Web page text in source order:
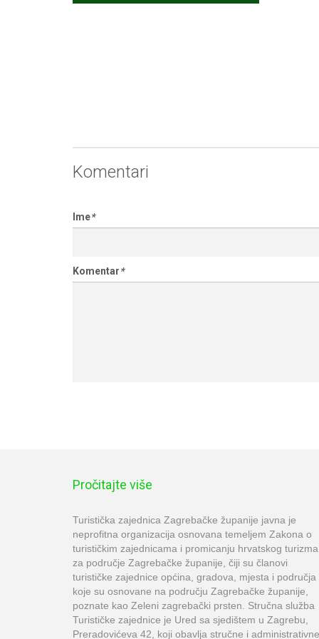
Komentari
Ime*
Komentar*
Pročitajte više
Turistička zajednica Zagrebačke županije javna je
neprofitna organizacija osnovana temeljem Zakona o
turističkim zajednicama i promicanju hrvatskog turizma
za područje Zagrebačke županije, čiji su članovi
turističke zajednice općina, gradova, mjesta i područja
koje su osnovane na području Zagrebačke županije,
poznate kao Zeleni zagrebački prsten. Stručna služba
Turističke zajednice je Ured sa sjedištem u Zagrebu,
Preradovićeva 42, koji obavlja stručne i administrativne